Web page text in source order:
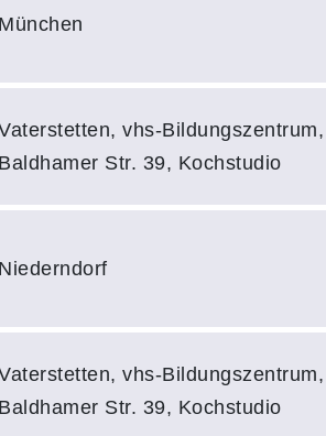
München
vhs-Bildungszentrum,
Baldhamer Str. 39, Kochstudio
Niederndorf
vhs-Bildungszentrum,
Baldhamer Str. 39, Kochstudio